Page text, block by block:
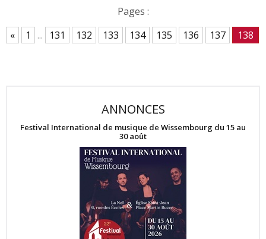
Pages :
«
1 ... 131 132 133 134 135 136 137 138
ANNONCES
Festival International de musique de Wissembourg du 15 au
30 août